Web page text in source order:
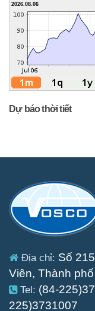
2026.08.06
Dự báo thời tiết
Địa chỉ: Số
Viên, Thành
Tel: (84-
225)3731007